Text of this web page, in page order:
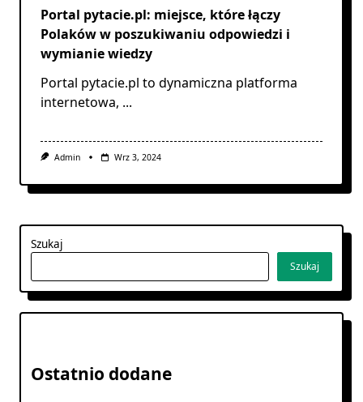
Portal pytacie.pl: miejsce, które łączy
Polaków w poszukiwaniu odpowiedzi i
wymianie wiedzy
Portal pytacie.pl to dynamiczna platforma
internetowa, ...
Admin Wrz 3, 2024
Szukaj
Szukaj
Ostatnio dodane